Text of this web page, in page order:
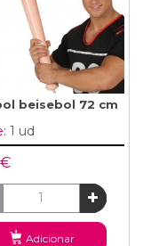
beisebol 72 cm
1 ud
Adicionar